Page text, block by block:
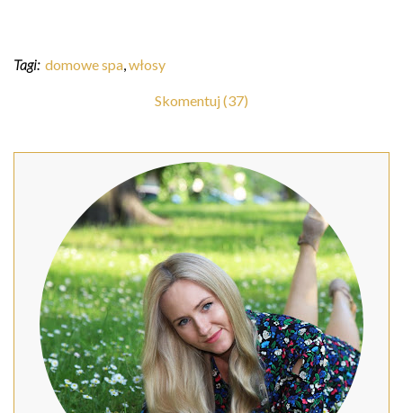
Tagi: domowe spa włosy
Skomentuj (37)